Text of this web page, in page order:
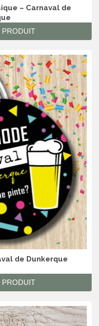
– Carnaval de
PRODUIT
de Dunkerque
PRODUIT